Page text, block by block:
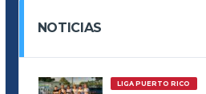
NOTICIAS
LIGA PUERTO RICO